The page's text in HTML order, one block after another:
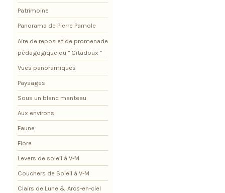
Patrimoine
Panorama de Pierre Pamole
Aire de repos et de promenade
pédagogique du " Citadoux "
Vues panoramiques
Paysages
Sous un blanc manteau
Aux environs
Faune
Flore
Levers de soleil à V-M
Couchers de Soleil à V-M
Clairs de Lune & Arcs-en-ciel